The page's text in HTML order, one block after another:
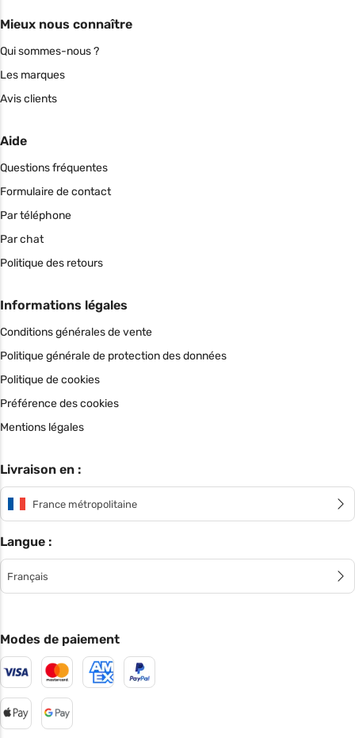
Mieux nous connaître
Qui sommes-nous ?
Les marques
Avis clients
Aide
Questions fréquentes
Formulaire de contact
Par téléphone
Par chat
Politique des retours
Informations légales
Conditions générales de vente
Politique générale de protection des données
Politique de cookies
Préférence des cookies
Mentions légales
Livraison en :
France métropolitaine
Langue :
Français
Modes de paiement